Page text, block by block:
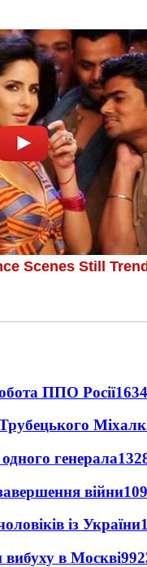
ППО Росії
генерала
війни
із України
вибуху в Москві